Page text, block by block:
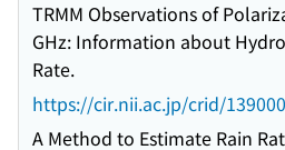
TRMM Observations of
GHz: Information about
Rate.
https://cir.nii.ac.jp/crid/
A Method to Estimate Rain